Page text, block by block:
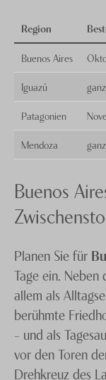
Region
Buenos Aires
Iguazú
Patagonien
Mendoza
Buenos
Planen Sie für
Tage ein.
allem als
berühmte
– und als
vor den Toren
Drehkreuz des